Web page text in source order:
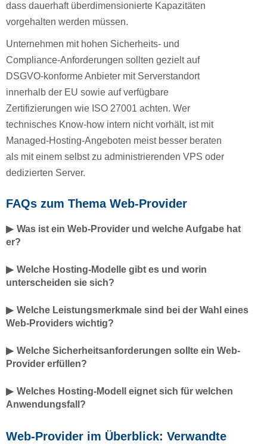
dass dauerhaft überdimensionierte Kapazitäten
vorgehalten werden müssen.
Unternehmen mit hohen Sicherheits- und
Compliance-Anforderungen sollten gezielt auf
DSGVO-konforme Anbieter mit Serverstandort
innerhalb der EU sowie auf verfügbare
Zertifizierungen wie ISO 27001 achten. Wer
technisches Know-how intern nicht vorhält, ist mit
Managed-Hosting-Angeboten meist besser beraten
als mit einem selbst zu administrierenden VPS oder
dedizierten Server.
FAQs zum Thema Web-Provider
Was ist ein Web-Provider und welche Aufgabe hat
er?
Welche Hosting-Modelle gibt es und worin
unterscheiden sie sich?
Welche Leistungsmerkmale sind bei der Wahl eines
Web-Providers wichtig?
Welche Sicherheitsanforderungen sollte ein Web-
Provider erfüllen?
Welches Hosting-Modell eignet sich für welchen
Anwendungsfall?
Web-Provider im Überblick: Verwandte